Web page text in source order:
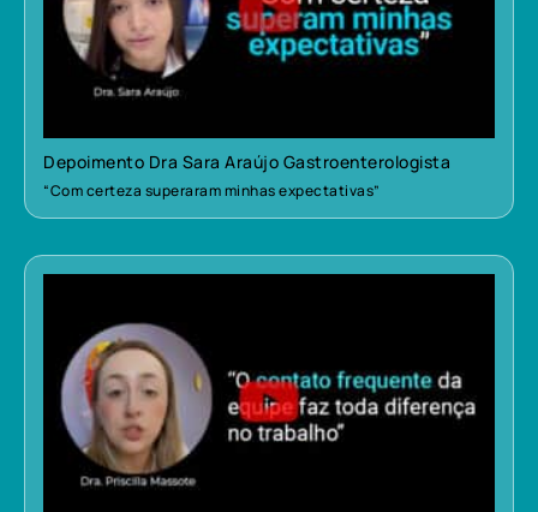
Depoimento Dra Sara Araújo Gastroenterologista
“Com certeza superaram minhas expectativas”